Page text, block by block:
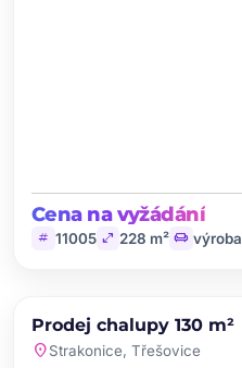
Cena na vyžádání
tag 11005 open_in_full 228 m² chair výroba
PRODEJ NOVINKA
Prodej chalupy 130 m²
location_onStrakonice, Třešovice